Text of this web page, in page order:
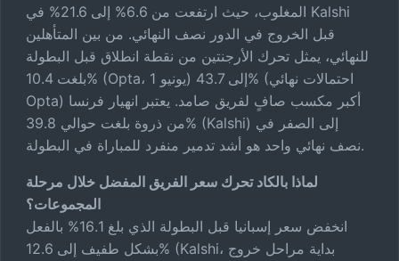
المغلوب، حيث ارتفعت من 6.6% إلى 21.6% في Kalshi
قبل الخروج في الدور نصف النهائي. من بين المتأهلين
للنهائي، يمثل تحرك الأرجنتين من نقطة انطلاق قبل البطولة
بلغت 10.4% (Opta، 1 يونيو) إلى 43.7% (احتمالات نهائي
Opta) أكبر مكسب صافٍ لفريق صامد. يعتبر انهيار فرنسا
من ذروة بلغت حوالي 39.8% (Kalshi) إلى الصفر في
نصف نهائي واحد هو أشد تدمير منفرد للمباراة في البطولة.
لماذا بالكاد تحرك سعر الفريق المفضل خلال مرحلة
المجموعات؟
انخفض سعر إسبانيا قبل البطولة الذي بلغ 16.1% بالفعل
بشكل طفيف إلى 12.6% (Kalshi، بداية مراحل خروج